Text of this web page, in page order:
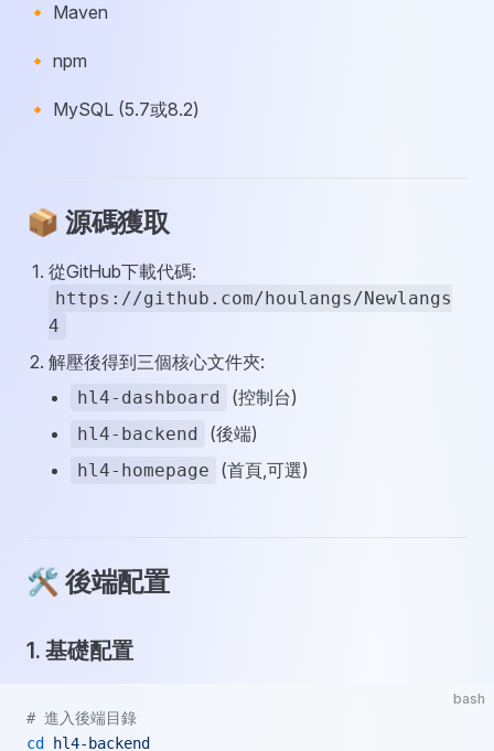
🔸 Maven
🔸 npm
🔸 MySQL (5.7或8.2)
📦 源碼獲取
從GitHub下載代碼:
https://github.com/houlangs/Newlangs
4
解壓後得到三個核心文件夾:
hl4-dashboard (控制台)
hl4-backend (後端)
hl4-homepage (首頁,可選)
🛠️ 後端配置
1. 基礎配置
bash
# 進入後端目錄
cd
hl4-backend